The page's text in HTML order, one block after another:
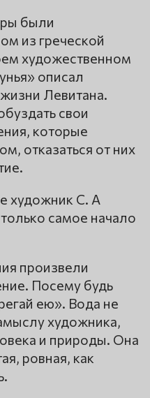
были
из греческой
художественном
описал
Левитана.
свои
которые
отказаться от них
художник С. А
самое начало
произвели
Посему будь
ею». Вода не
художника,
и природы. Она
ровная, как